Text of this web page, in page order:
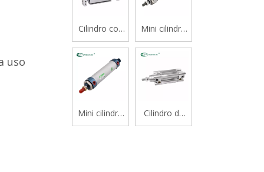
uso
Cilindro con
cojinete
deslizante
tipo varilla
doble serie
STM
Mini cilindro
serie CJ2B
Mini cilindro
de aluminio
Cilindro de
vástago